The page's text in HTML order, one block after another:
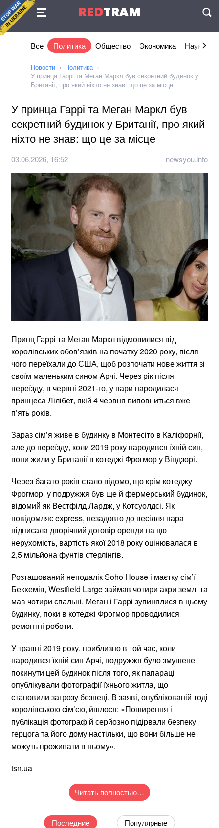
REDTRAM
Соглашение
Все Политика Общество Экономика Наука и IT
Новости
Политика
У принца Гаррі та Меган Маркл був секретний будинок у
Британії, про який ніхто не знав: що це за місце
У принца Гаррі та Меган Маркл був
секретний будинок у Британії, про який
ніхто не знав: що це за місце
03.06.2026, 16:52 newsyou.info
Принц Гаррі та Меган Маркл відмовилися від
королівських обов’язків на початку 2020 року, після
чого переїхали до США, щоб розпочати нове життя зі
своїм маленьким сином Арчі. Через рік після
переїзду, в червні 2021-го, у пари народилася
принцеса Лілібет, якій 4 червня виповниться вже
п’ять років.
Зараз сім’я живе в будинку в Монтесіто в Каліфорнії,
але до переїзду, коли 2019 року народився їхній син,
вони жили у Британії в котеджі Фрогмор у Віндзорі.
Через багато років стало відомо, що крім котеджу
Фрогмор, у подружжя був ще й фермерський будинок,
відомий як Вестфілд Лардж, у Котсуолдсі. Як
повідомляє express, незадовго до весілля пара
підписала дворічний договір оренди на цю
нерухомість, вартість якої 2018 року оцінювалася в
2,5 мільйона фунтів стерлінгів.
Розташований неподалік Soho House і маєтку сім’ї
Бекхемів, Westfield Large займав чотири акри землі та
мав чотири спальні. Меган і Гаррі зупинялися в цьому
будинку, поки в котеджі Фрогмор проводилися
ремонтні роботи.
У травні 2019 року, приблизно в той час, коли
народився їхній син Арчі, подружжя було змушене
покинути цей будинок після того, як папараці
опублікували фотографії їхнього житла, що
становили загрозу безпеці. В заяві, опублікованій тоді
королівською сім’єю, йшлося: «Поширення і
публікація фотографій серйозно підірвали безпеку
герцога та його дому настільки, що вони більше не
можуть проживати в ньому».
tsn.ua
Читать полностью…
Последние Популярные